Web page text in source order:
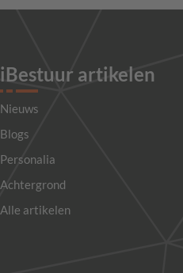
iBestuur artikelen
Nieuws
Blogs
Personalia
Achtergrond
Alle artikelen